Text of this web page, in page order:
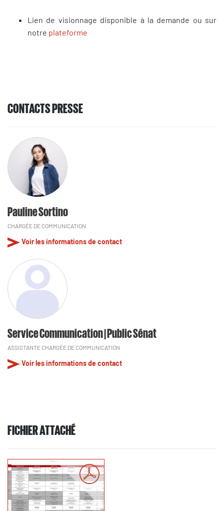
Lien de visionnage disponible à la demande ou sur
notre plateforme
CONTACTS PRESSE
Pauline Sortino
CHARGÉE DE COMMUNICATION
Voir les informations de contact
Service Communication | Public Sénat
ASSISTANTE CHARGÉE DE COMMUNICATION
Voir les informations de contact
FICHIER ATTACHÉ